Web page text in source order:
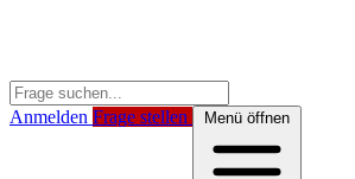
Anmelden Frage stellen Menü öffnen